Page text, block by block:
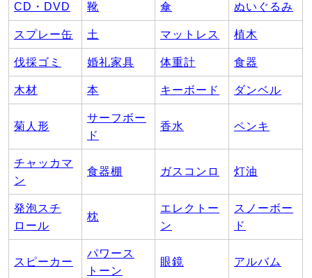
CD・DVD 靴 傘 ぬいぐるみ
スプレー缶 土 マットレス 植木
伐採ゴミ 婚礼家具 体重計 食器
木材 本 キーボード ダンベル
菊人形
サーフボー
ド
香水 ペンキ
チャッカマ
ン
食器棚 ガスコンロ 灯油
発泡スチ
ロール
枕
エレクトー
ン
スノーボー
ド
スピーカー
パワース
トーン
眼鏡 アルバム